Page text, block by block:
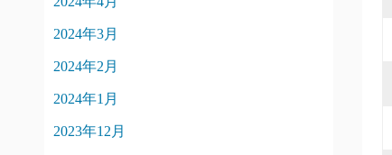
2024年3月
2024年2月
2024年1月
2023年12月